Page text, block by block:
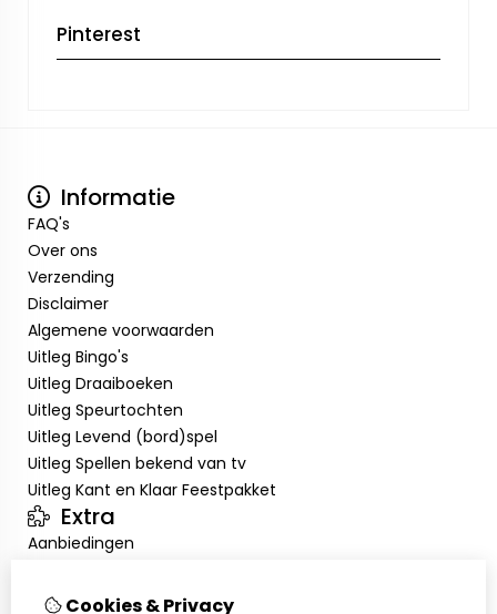
Pinterest
Informatie
FAQ's
Over ons
Verzending
Disclaimer
Algemene voorwaarden
Uitleg Bingo's
Uitleg Draaiboeken
Uitleg Speurtochten
Uitleg Levend (bord)spel
Uitleg Spellen bekend van tv
Uitleg Kant en Klaar Feestpakket
Extra
Aanbiedingen
ContactCookies & Privacy